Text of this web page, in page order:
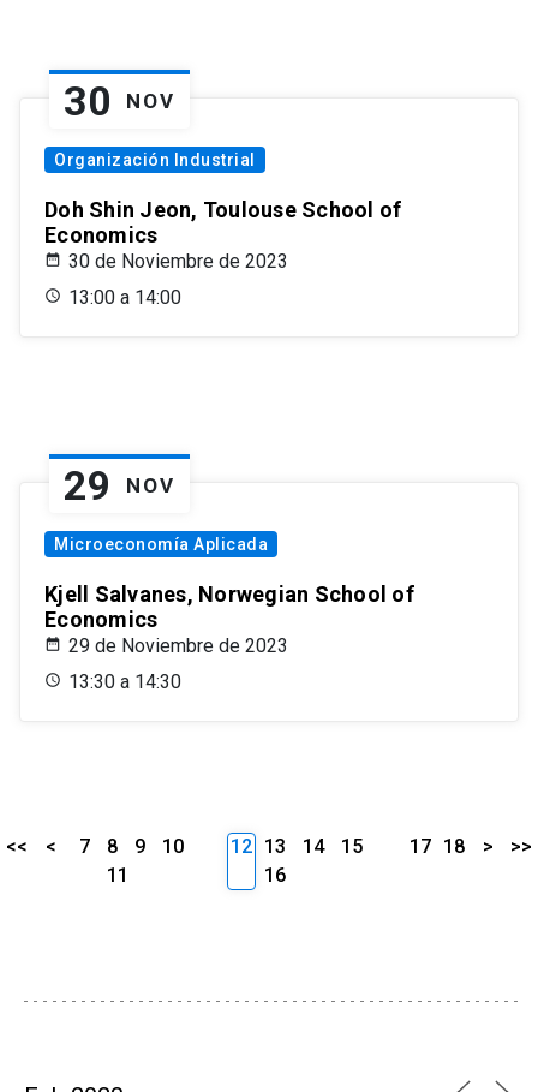
30 NOV
Organización Industrial
Doh Shin Jeon, Toulouse School of
Economics
30 de Noviembre de 2023
13:00 a 14:00
29 NOV
Microeconomía Aplicada
Kjell Salvanes, Norwegian School of
Economics
29 de Noviembre de 2023
13:30 a 14:30
<< < 7 8 9
10
11
12 13 14
15
16
17 18 > >>